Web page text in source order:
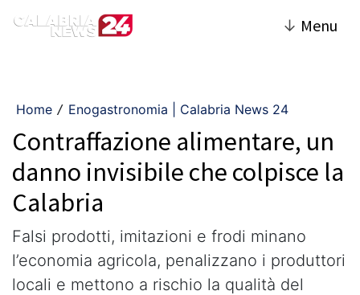
↓ Menu
Home / Enogastronomia | Calabria News 24
Contraffazione alimentare, un
danno invisibile che colpisce la
Calabria
Falsi prodotti, imitazioni e frodi minano
l’economia agricola, penalizzano i produttori
locali e mettono a rischio la qualità del